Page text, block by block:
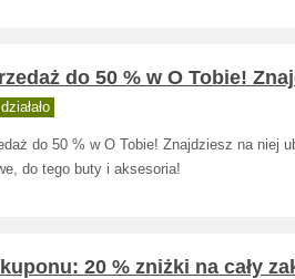
do 50 % w O Tobie!
do 50 % w O Tobie! Znajdziesz na niej
do tego buty i aksesoria!
20 % zniżki na cały